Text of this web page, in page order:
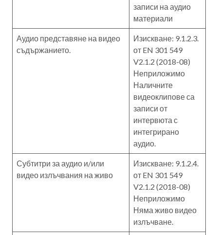
записи на аудио
материали
Аудио представяне на видео
съдържанието.
Изискване: 9.1.2.3.
от EN 301 549
V2.1.2 (2018-08)
Неприложимо
Наличните
видеоклипове са
записи от
интервюта с
интегрирано
аудио.
Субтитри за аудио и/или
видео излъчвания на живо
Изискване: 9.1.2.4.
от EN 301 549
V2.1.2 (2018-08)
Неприложимо
Няма живо видео
излъчване.